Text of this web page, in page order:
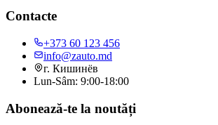
Contacte
+373 60 123 456
info@zauto.md
г. Кишинёв
Lun-Sâm: 9:00-18:00
Abonează-te la noutăți